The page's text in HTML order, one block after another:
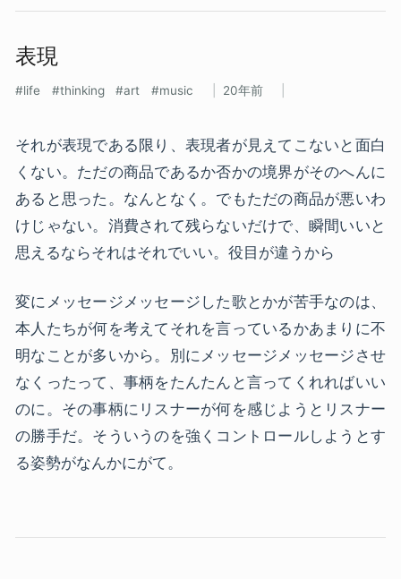
表現
life thinking art music 20年前
それが表現である限り、表現者が見えてこないと面白
くない。ただの商品であるか否かの境界がそのへんに
あると思った。なんとなく。でもただの商品が悪いわ
けじゃない。消費されて残らないだけで、瞬間いいと
思えるならそれはそれでいい。役目が違うから
変にメッセージメッセージした歌とかが苦手なのは、
本人たちが何を考えてそれを言っているかあまりに不
明なことが多いから。別にメッセージメッセージさせ
なくったって、事柄をたんたんと言ってくれればいい
のに。その事柄にリスナーが何を感じようとリスナー
の勝手だ。そういうのを強くコントロールしようとす
る姿勢がなんかにがて。